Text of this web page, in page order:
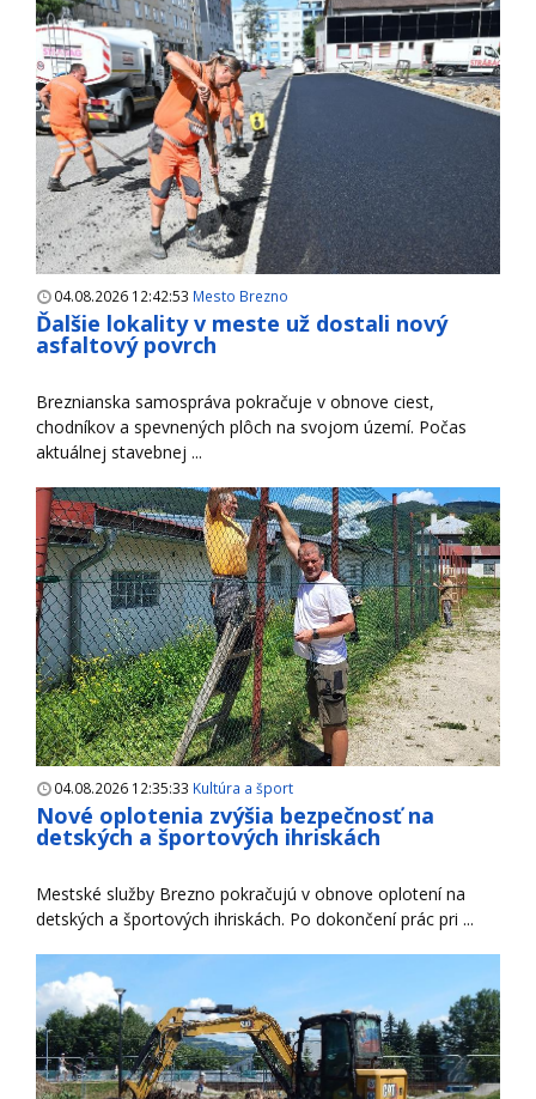
04.08.2026 12:42:53 Mesto Brezno
Ďalšie lokality v meste už dostali nový
asfaltový povrch
Breznianska samospráva pokračuje v obnove ciest,
chodníkov a spevnených plôch na svojom území. Počas
aktuálnej stavebnej ...
04.08.2026 12:35:33 Kultúra a šport
Nové oplotenia zvýšia bezpečnosť na
detských a športových ihriskách
Mestské služby Brezno pokračujú v obnove oplotení na
detských a športových ihriskách. Po dokončení prác pri ...